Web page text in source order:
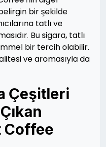
bir şekilde
tatlı ve
Bu sigara, tatlı
bir tercih olabilir.
ve aromasıyla da
Çeşitleri
Coffee